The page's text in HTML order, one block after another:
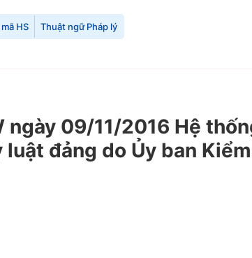
HS Thuật ngữ Pháp lý
09/11/2016 Hệ
đảng do Ủy ban